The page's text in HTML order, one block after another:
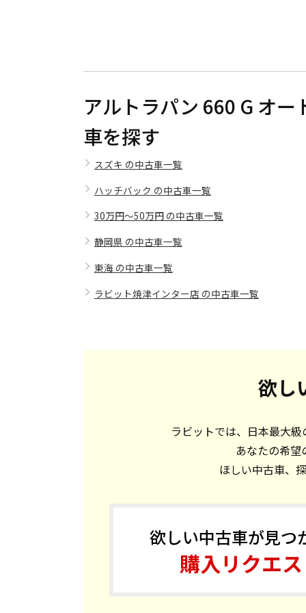
アルトラパン 660 G オ
車を探す
スズキ の中古車一覧
ハッチバック の中古車一覧
30万円～50万円 の中古車一覧
静岡県 の中古車一覧
東海 の中古車一覧
ラビット焼津インター店 の中古車一覧
欲し
ラビットでは、日本最大
あなたの希望
ほしい中古車、
欲しい中古車が見
購入リクエ